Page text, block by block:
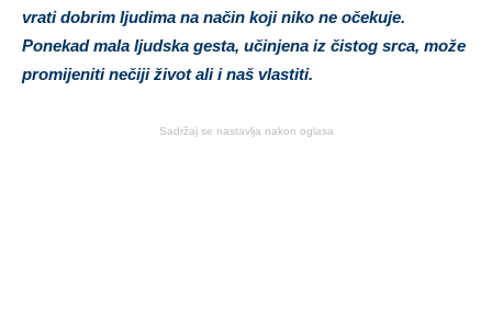
vrati dobrim ljudima na način koji niko ne očekuje.
Ponekad mala ljudska gesta, učinjena iz čistog srca, može
promijeniti nečiji život ali i naš vlastiti.
Sadržaj se nastavlja nakon oglasa